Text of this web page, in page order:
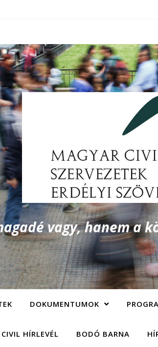
vagy, hanem a
DOKUMENTUMOK
CIVIL HÍRLEVÉL BODÓ BARNA